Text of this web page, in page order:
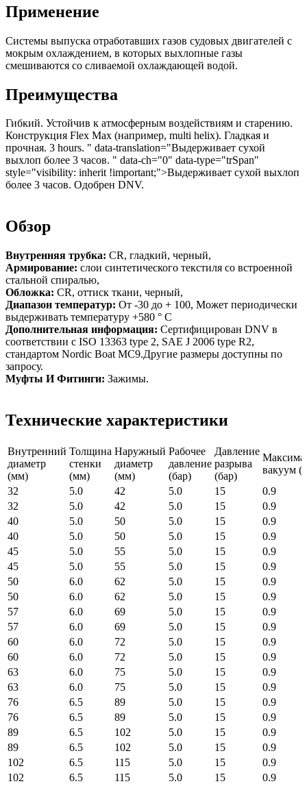
Применение
Системы выпуска отработавших газов судовых двигателей с
мокрым охлаждением, в которых выхлопные газы
смешиваются со сливаемой охлаждающей водой.
Преимущества
Гибкий. Устойчив к атмосферным воздействиям и старению.
Конструкция Flex Max (например, multi helix). Гладкая и
прочная. 3 hours. " data-translation="Выдерживает сухой
выхлоп более 3 часов. " data-ch="0" data-type="trSpan"
style="visibility: inherit !important;">Выдерживает сухой выхлоп
более 3 часов. Одобрен DNV.
Обзор
Внутренняя трубка: CR, гладкий, черный,
Армирование: слои синтетического текстиля со встроенной
стальной спиралью,
Обложка: CR, оттиск ткани, черный,
Диапазон температур: От -30 до + 100, Может периодически
выдерживать температуру +580 ° C
Дополнительная информация: Сертифицирован DNV в
соответствии с ISO 13363 type 2, SAE J 2006 type R2,
стандартом Nordic Boat MC9.Другие размеры доступны по
запросу.
Муфты И Фитинги: Зажимы.
Технические характеристики
Внутренний
диаметр
(мм)
Толщина
стенки
(мм)
Наружный
диаметр
(мм)
Рабочее
давление
(бар)
Давление
разрыва
(бар)
вакуум
32
5.0 42 5.0 15
0.9
32
5.0 42 5.0 15
0.9
40
5.0 50 5.0 15
0.9
40
5.0 50 5.0 15
0.9
45
5.0 55 5.0 15
0.9
45
5.0 55 5.0 15
0.9
50
6.0 62 5.0 15
0.9
50
6.0 62 5.0 15
0.9
57
6.0 69 5.0 15
0.9
57
6.0 69 5.0 15
0.9
60
6.0 72 5.0 15
0.9
60
6.0 72 5.0 15
0.9
63
6.0 75 5.0 15
0.9
63
6.0 75 5.0 15
0.9
76
6.5 89 5.0 15
0.9
76
6.5 89 5.0 15
0.9
89
6.5 102 5.0 15
0.9
89
6.5 102 5.0 15
0.9
102
6.5 115 5.0 15
0.9
102
6.5 115 5.0 15
0.9